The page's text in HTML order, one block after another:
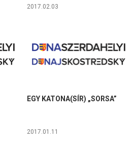
2017.02.03
EGY KATONA(SÍR) „SORSA”
2017.01.11